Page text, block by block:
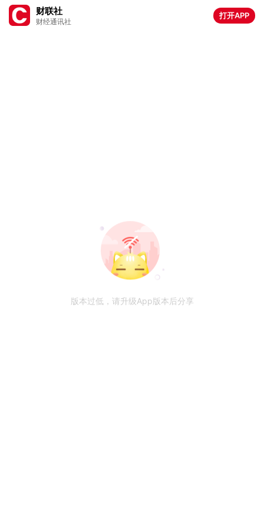
财联社
财经通讯社
打开APP
版本过低，请升级App版本后分享